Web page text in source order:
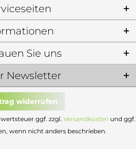
Newsletter
Sie uns
widerrufen
ggf. zzgl. Versandkosten und ggf.
wenn nicht anders beschrieben.